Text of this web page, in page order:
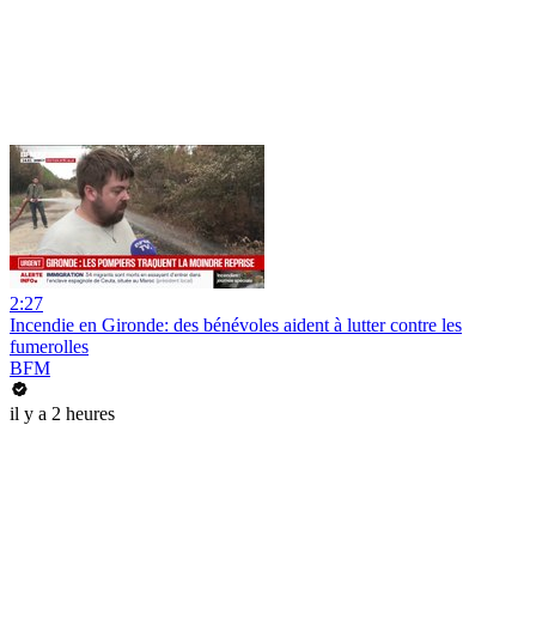
2:27
Incendie en Gironde: des bénévoles aident à lutter contre les
fumerolles
BFM
il y a 2 heures